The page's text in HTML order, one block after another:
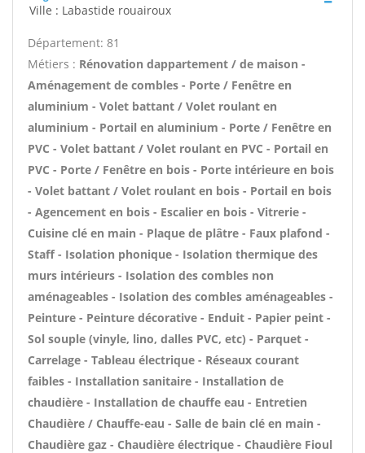
Ville : Labastide rouairoux
Département: 81
Métiers : Rénovation dappartement / de maison -
Aménagement de combles - Porte / Fenêtre en
aluminium - Volet battant / Volet roulant en
aluminium - Portail en aluminium - Porte / Fenêtre en
PVC - Volet battant / Volet roulant en PVC - Portail en
PVC - Porte / Fenêtre en bois - Porte intérieure en bois
- Volet battant / Volet roulant en bois - Portail en bois
- Agencement en bois - Escalier en bois - Vitrerie -
Cuisine clé en main - Plaque de plâtre - Faux plafond -
Staff - Isolation phonique - Isolation thermique des
murs intérieurs - Isolation des combles non
aménageables - Isolation des combles aménageables -
Peinture - Peinture décorative - Enduit - Papier peint -
Sol souple (vinyle, lino, dalles PVC, etc) - Parquet -
Carrelage - Tableau électrique - Réseaux courant
faibles - Installation sanitaire - Installation de
chaudière - Installation de chauffe eau - Entretien
Chaudière / Chauffe-eau - Salle de bain clé en main -
Chaudière gaz - Chaudière électrique - Chaudière Fioul